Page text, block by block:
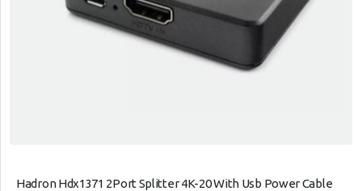
Hadron Hdx1371 2Port Splitter 4K-20 With Usb Power Cable